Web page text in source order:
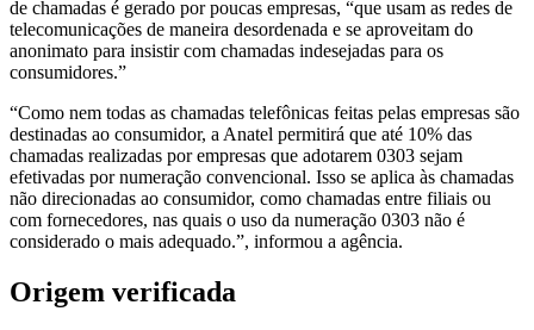
de chamadas é gerado por poucas empresas, “que usam as redes de
telecomunicações de maneira desordenada e se aproveitam do
anonimato para insistir com chamadas indesejadas para os
consumidores.”
“Como nem todas as chamadas telefônicas feitas pelas empresas são
destinadas ao consumidor, a Anatel permitirá que até 10% das
chamadas realizadas por empresas que adotarem 0303 sejam
efetivadas por numeração convencional. Isso se aplica às chamadas
não direcionadas ao consumidor, como chamadas entre filiais ou
com fornecedores, nas quais o uso da numeração 0303 não é
considerado o mais adequado.”, informou a agência.
Origem verificada